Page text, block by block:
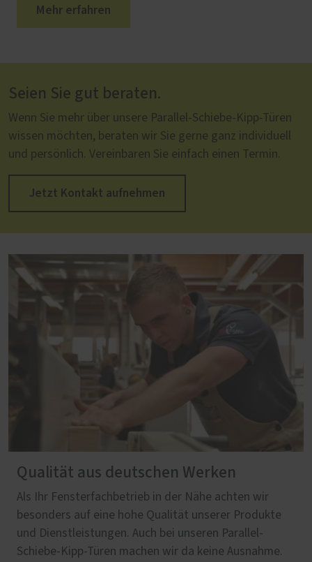
Mehr erfahren
Seien Sie gut beraten.
Wenn Sie mehr über unsere Parallel-Schiebe-Kipp-Türen
wissen möchten, beraten wir Sie gerne ganz individuell
und persönlich. Vereinbaren Sie einfach einen Termin.
Jetzt Kontakt aufnehmen
Qualität aus deutschen Werken
Als Ihr Fensterfachbetrieb in der Nähe achten wir
besonders auf eine hohe Qualität unserer Produkte
und Dienstleistungen. Auch bei unseren Parallel-
Schiebe-Kipp-Türen machen wir da keine Ausnahme.